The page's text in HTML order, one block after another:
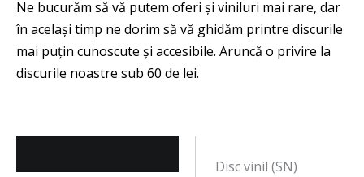
Disc vinil (SN)